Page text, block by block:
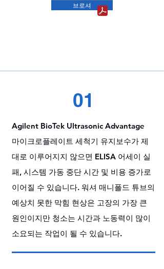
브로셔
01
Agilent BioTek Ultrasonic Advantage
마이크로플레이트 세척기 유지보수가 제
대로 이루어지지 않으면 ELISA 어세이 실
패, 시스템 가동 중단 시간 및 비용 증가로
이어질 수 있습니다. 워셔 매니폴드 튜브의
예상치 못한 막힘 현상은 고장의 가장 큰
원인이지만 청소는 시간과 노동력이 많이
소요되는 작업이 될 수 있습니다.